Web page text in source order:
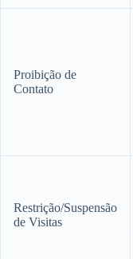
Proibição de
Contato
Restrição/Suspensão
de Visitas